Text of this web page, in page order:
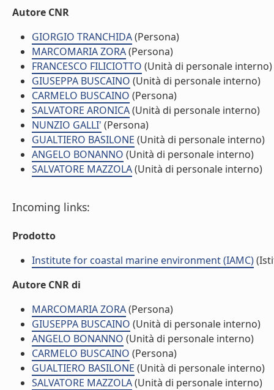
Autore CNR
GIORGIO TRANCHIDA(Persona)
MARCOMARIA ZORA(Persona)
FRANCESCO FILICIOTTO (Unità di personale interno)
GIUSEPPA BUSCAINO (Unità di personale interno)
CARMELO BUSCAINO (Persona)
SALVATORE ARONICA(Unità di personale interno)
NUNZIO GALLI' (Persona)
GUALTIERO BASILONE (Unità di personale interno)
ANGELO BONANNO (Unità di personale interno)
SALVATORE MAZZOLA(Unità di personale interno)
Incoming links:
Prodotto
Institute for coastal marine environment (IAMC)
Autore CNR di
MARCOMARIA ZORA(Persona)
GIUSEPPA BUSCAINO (Unità di personale interno)
ANGELO BONANNO (Unità di personale interno)
CARMELO BUSCAINO (Persona)
GUALTIERO BASILONE (Unità di personale interno)
SALVATORE MAZZOLA(Unità di personale interno)